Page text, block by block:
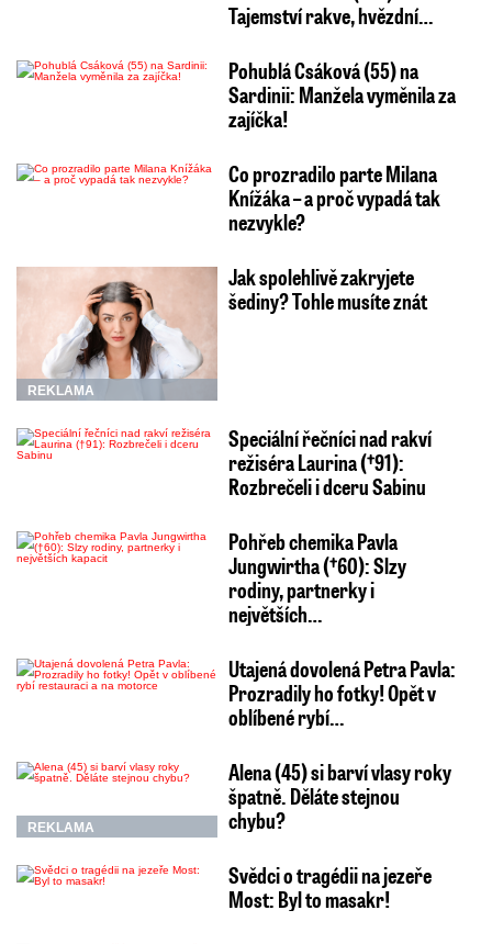
Tajemství rakve, hvězdní…
Pohublá Csáková (55) na
Sardinii: Manžela vyměnila za
zajíčka!
Co prozradilo parte Milana
Knížáka – a proč vypadá tak
nezvykle?
REKLAMA
Jak spolehlivě zakryjete
šediny? Tohle musíte znát
Speciální řečníci nad rakví
režiséra Laurina (†91):
Rozbrečeli i dceru Sabinu
Pohřeb chemika Pavla
Jungwirtha (†60): Slzy
rodiny, partnerky i
největších…
Utajená dovolená Petra Pavla:
Prozradily ho fotky! Opět v
oblíbené rybí…
REKLAMA
Alena (45) si barví vlasy roky
špatně. Děláte stejnou
chybu?
Svědci o tragédii na jezeře
Most: Byl to masakr!